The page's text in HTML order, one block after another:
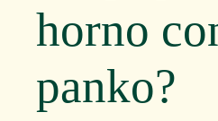
horno
panko?